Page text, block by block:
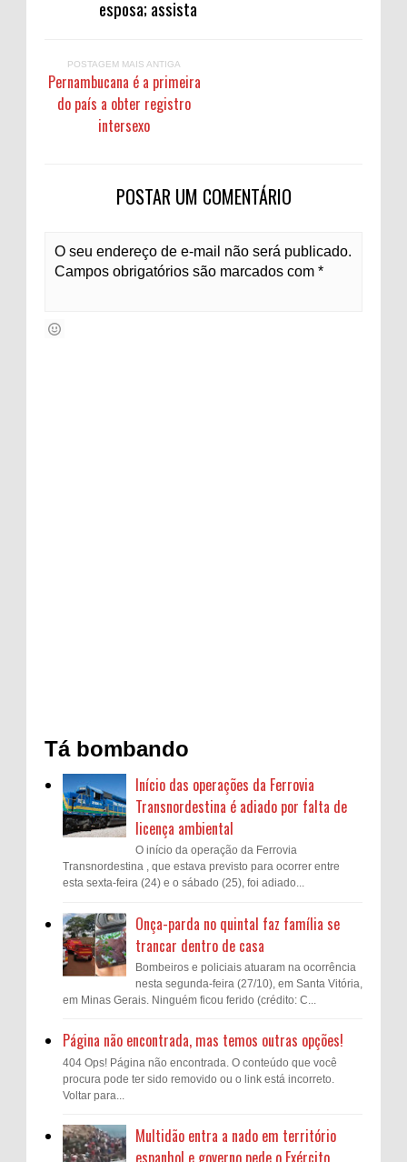
esposa; assista
POSTAGEM MAIS ANTIGA
Pernambucana é a primeira
do país a obter registro
intersexo
POSTAR UM COMENTÁRIO
O seu endereço de e-mail não será publicado.
Campos obrigatórios são marcados com *
Tá bombando
Início das operações da Ferrovia
Transnordestina é adiado por falta de
licença ambiental
O início da operação da Ferrovia
Transnordestina , que estava previsto para ocorrer entre
esta sexta-feira (24) e o sábado (25), foi adiado...
Onça-parda no quintal faz família se
trancar dentro de casa
Bombeiros e policiais atuaram na ocorrência
nesta segunda-feira (27/10), em Santa Vitória,
em Minas Gerais. Ninguém ficou ferido (crédito: C...
Página não encontrada, mas temos outras opções!
404 Ops! Página não encontrada. O conteúdo que você
procura pode ter sido removido ou o link está incorreto.
Voltar para...
Multidão entra a nado em território
espanhol e governo pede o Exército